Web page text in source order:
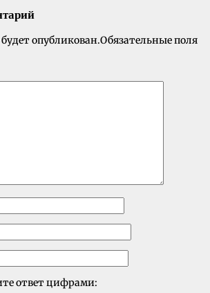
опубликован.Обязательные поля
ответ цифрами: